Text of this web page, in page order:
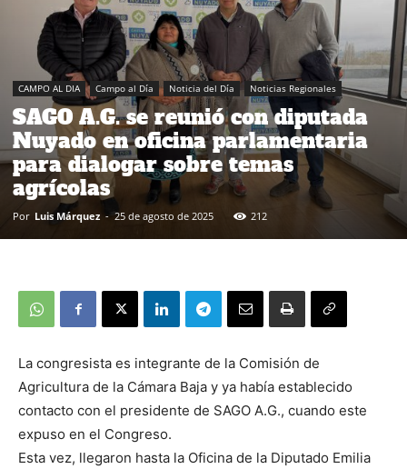
CAMPO AL DIA Campo al Día Noticia del Día Noticias Regionales
SAGO A.G. se reunió con diputada
Nuyado en oficina parlamentaria
para dialogar sobre temas
agrícolas
Por Luis Márquez - 25 de agosto de 2025 212
La congresista es integrante de la Comisión de
Agricultura de la Cámara Baja y ya había establecido
contacto con el presidente de SAGO A.G., cuando este
expuso en el Congreso.
Esta vez, llegaron hasta la Oficina de la Diputado Emilia